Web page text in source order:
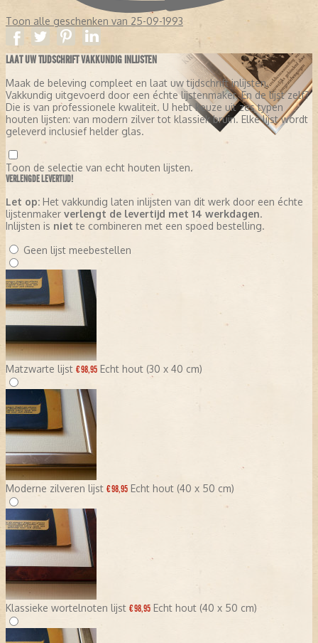
Toon alle geschenken van 25-09-1993
LAAT UW TIJDSCHRIFT VAKKUNDIG INLIJSTEN
Maak de beleving compleet en laat uw tijdschrift inlijsten.
Vakkundig uitgevoerd door een échte lijstenmaker. En de lijst zelf?
Die is van professionele kwaliteit. U hebt keuze uit zes typen
houten lijsten: van modern zilver tot klassiek bruin. Elke lijst wordt
geleverd inclusief helder glas.
Toon de selectie van echt houten lijsten.
VERLENGDE LEVERTIJD!
Let op: Het vakkundig laten inlijsten van dit werk door een échte
lijstenmaker verlengt de levertijd met 14 werkdagen.
Inlijsten is niet te combineren met een spoed bestelling.
Geen lijst meebestellen
Matzwarte lijst € 98,95 Echt hout (30 x 40 cm)
Moderne zilveren lijst € 98,95 Echt hout (40 x 50 cm)
Klassieke wortelnoten lijst € 98,95 Echt hout (40 x 50 cm)